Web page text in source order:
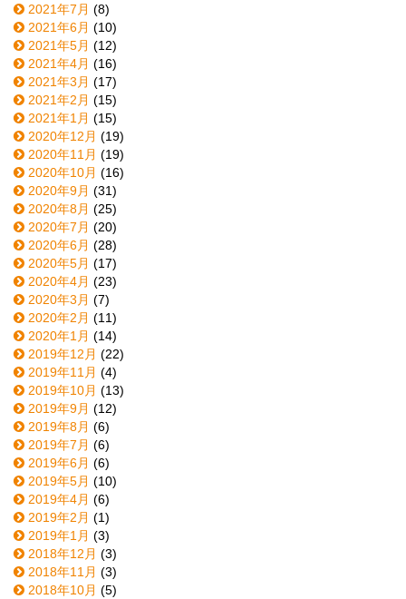
2021年7月 (8)
2021年6月 (10)
2021年5月 (12)
2021年4月 (16)
2021年3月 (17)
2021年2月 (15)
2021年1月 (15)
2020年12月 (19)
2020年11月 (19)
2020年10月 (16)
2020年9月 (31)
2020年8月 (25)
2020年7月 (20)
2020年6月 (28)
2020年5月 (17)
2020年4月 (23)
2020年3月 (7)
2020年2月 (11)
2020年1月 (14)
2019年12月 (22)
2019年11月 (4)
2019年10月 (13)
2019年9月 (12)
2019年8月 (6)
2019年7月 (6)
2019年6月 (6)
2019年5月 (10)
2019年4月 (6)
2019年2月 (1)
2019年1月 (3)
2018年12月 (3)
2018年11月 (3)
2018年10月 (5)